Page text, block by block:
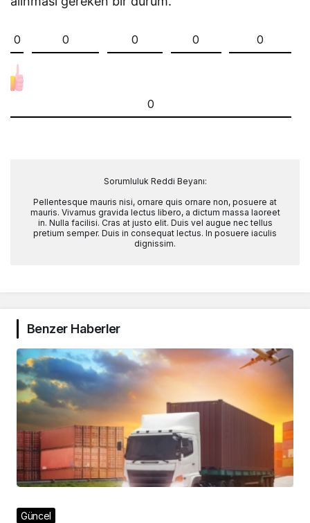
0 0 0 0 0
0
Sorumluluk Reddi Beyanı:
Pellentesque mauris nisi, ornare quis ornare non, posuere at
mauris. Vivamus gravida lectus libero, a dictum massa laoreet
in. Nulla facilisi. Cras at justo elit. Duis vel augue nec tellus
pretium semper. Duis in consequat lectus. In posuere iaculis
dignissim.
Benzer Haberler
Güncel